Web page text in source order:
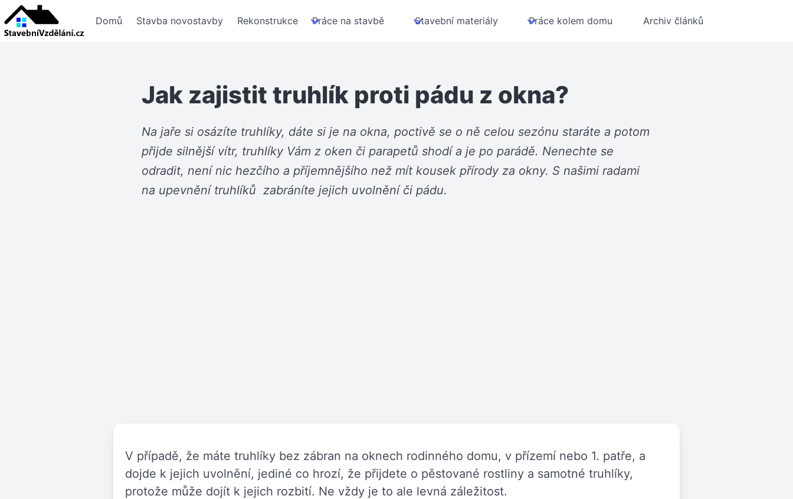
Domů Stavba novostavby Rekonstrukce Práce na stavbě Stavební materiály Práce kolem domu Archiv článků
Jak zajistit truhlík proti pádu z okna?
Na jaře si osázíte truhlíky, dáte si je na okna, poctivě se o ně celou sezónu staráte a potom
přijde silnější vítr, truhlíky Vám z oken či parapetů shodí a je po parádě. Nenechte se
odradit, není nic hezčího a příjemnějšího než mít kousek přírody za okny. S našimi radami
na upevnění truhlíků zabráníte jejich uvolnění či pádu.
V případě, že máte truhlíky bez zábran na oknech rodinného domu, v přízemí nebo 1. patře, a
dojde k jejich uvolnění, jediné co hrozí, že přijdete o pěstované rostliny a samotné truhlíky,
protože může dojít k jejich rozbití. Ne vždy je to ale levná záležitost.